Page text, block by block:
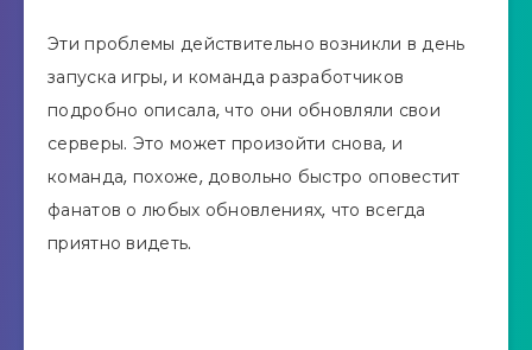
Эти проблемы действительно возникли в день
запуска игры, и команда разработчиков
подробно описала, что они обновляли свои
серверы. Это может произойти снова, и
команда, похоже, довольно быстро оповестит
фанатов о любых обновлениях, что всегда
приятно видеть.